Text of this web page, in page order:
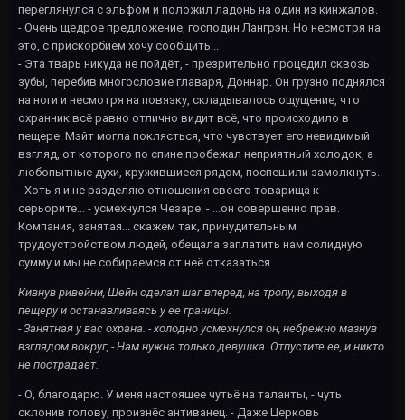
переглянулся с эльфом и положил ладонь на один из кинжалов.
- Очень щедрое предложение, господин Лангрэн. Но несмотря на
это, с прискорбием хочу сообщить...
- Эта тварь никуда не пойдёт, - презрительно процедил сквозь
зубы, перебив многословие главаря, Доннар. Он грузно поднялся
на ноги и несмотря на повязку, складывалось ощущение, что
охранник всё равно отлично видит всё, что происходило в
пещере. Мэйт могла поклясться, что чувствует его невидимый
взгляд, от которого по спине пробежал неприятный холодок, а
любопытные духи, кружившиеся рядом, поспешили замолкнуть.
- Хоть я и не разделяю отношения своего товарища к
серьорите... - усмехнулся Чезаре. - ...он совершенно прав.
Компания, занятая... скажем так, принудительным
трудоустройством людей, обещала заплатить нам солидную
сумму и мы не собираемся от неё отказаться.
Кивнув ривейни, Шейн сделал шаг вперед, на тропу, выходя в
пещеру и останавливаясь у ее границы.
- Занятная у вас охрана. - холодно усмехнулся он, небрежно мазнув
взглядом вокруг, - Нам нужна только девушка. Отпустите ее, и никто
не пострадает.
- О, благодарю. У меня настоящее чутьё на таланты, - чуть
склонив голову, произнёс антиванец. - Даже Церковь